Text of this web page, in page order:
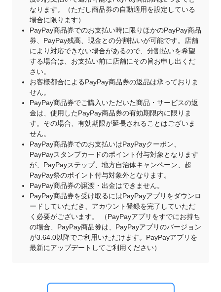
なります。（ただし商品券の自動適用を設定している
場合に限ります）
PayPay商品券でのお支払い時に限りほかのPayPay商品
券、PayPay残高、現金との分割払いが可能です。店舗
により対応できない場合があるので、分割払いを希望
する場合は、お支払い前に店舗にその旨お申し出くだ
さい。
お客様都合によるPayPay商品券の返品は承っておりま
せん。
PayPay商品券でご購入いただいた商品・サービスの返
金は、使用したPayPay商品券の有効期限内に限りま
す。その場合、有効期限が延長されることはございま
せん。
PayPay商品券でのお支払いはPayPayクーポン、
PayPayスタンプカードのポイント付与対象となります
が、PayPayステップ、地方自治体キャンペーン、超
PayPay祭のポイント付与対象外となります。
PayPay商品券の譲渡・出金はできません。
PayPay商品券を受け取るにはPayPayアプリをダウンロ
ードしていただき、アカウント登録を完了していただ
く必要がございます。 （PayPayアプリをすでにお持ち
の場合、PayPay商品券は、PayPayアプリのバージョン
が3.64.0以降でご利用いただけます。PayPayアプリを
最新にアップデートしてご利用ください）